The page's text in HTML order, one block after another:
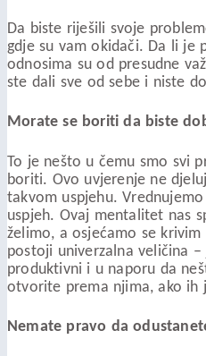
Da biste riješili svoje
gdje su vam okidači. Da li je
odnosima su od presudne
ste dali sve od sebe i niste
Morate se boriti da biste
To je nešto u čemu smo svi
boriti. Ovo uvjerenje ne
takvom uspjehu.
uspjeh. Ovaj mentalitet nas
želimo, a osjećamo se
postoji univerzalna veličina
produktivni i u naporu da
otvorite prema njima, ako ih
Nemate pravo da